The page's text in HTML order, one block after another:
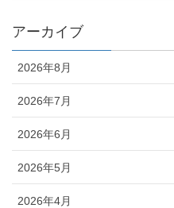
アーカイブ
2026年8月
2026年7月
2026年6月
2026年5月
2026年4月